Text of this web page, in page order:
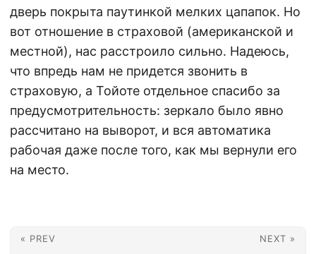
дверь покрыта паутинкой мелких цапапок. Но
вот отношение в страховой (американской и
местной), нас расстроило сильно. Надеюсь,
что впредь нам не придется звонить в
страховую, а Тойоте отдельное спасибо за
предусмотрительность: зеркало было явно
рассчитано на выворот, и вся автоматика
рабочая даже после того, как мы вернули его
на место.
« PREV NEXT »